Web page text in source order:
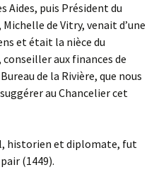
Aides, puis Président du
de Vitry, venait d’une
et était la nièce du
conseiller aux finances de
de la Rivière, que nous
au Chancelier cet
historien et diplomate, fut
(1449).